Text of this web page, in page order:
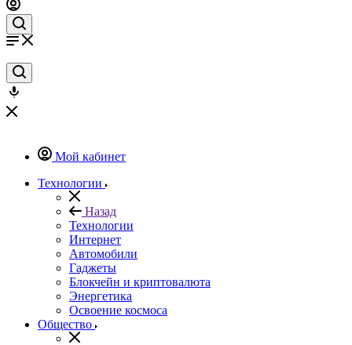
Мой кабинет
Технологии
Назад
Технологии
Интернет
Автомобили
Гаджеты
Блокчейн и криптовалюта
Энергетика
Освоение космоса
Общество